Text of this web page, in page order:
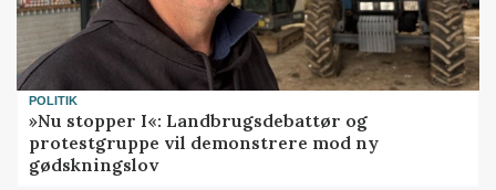
POLITIK
»Nu stopper I«: Landbrugsdebattør og
protestgruppe vil demonstrere mod ny
gødskningslov